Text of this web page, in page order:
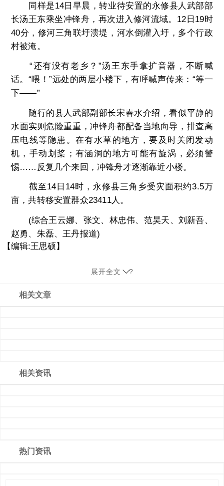
同样是14日早晨，转业待安置的永修县人武部部
长汤王东乘坐冲锋舟，再次进入修河流域。12日19时
40分，修河三角联圩溃堤，河水倒灌入圩，多个行政
村被淹。
“还有没有老乡？”汤王东手拿扩音器，不断喊
话。“喂！”远处的两层小楼下，有呼喊声传来：“等一
下——”
随行的县人武部副部长宋春水介绍，看似平静的
水面实则危险重重，冲锋舟都配备当地向导，排查高
压电线等隐患。在有水草的地方，要及时关闭发动
机，手动划桨；有涵洞的地方可能有旋涡，必须警
惕……反复几个来回，冲锋舟才逐渐靠近小楼。
截至14日14时，永修县三角乡受灾面积约3.5万
亩，共转移安置群众23411人。
(综合王云娜、张文、林忠伟、范昊天、刘新吾、
赵勇、朱磊、王丹报道)
【编辑:王思硕】
展开全文 ?
相关文章
相关资讯
热门资讯